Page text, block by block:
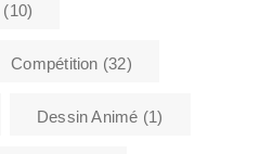
(10)
Compétition (32)
Dessin Animé (1)